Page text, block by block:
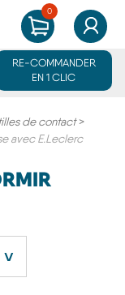
RE-COMMANDER
EN 1 CLIC
0
MON PANIER
de contact >
avec E.Leclerc
˅